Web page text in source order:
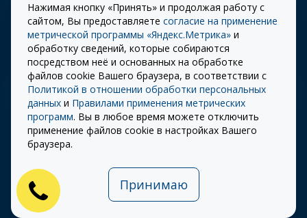
© 2026 «СТОУН-XXI»
Разработка сайта –
ITECH
Правила
использования cookie
Правила пользования
сайтом
Политика
конфиденциальности
Публичная оферта на
использование ПЭП
Нажимая кнопку «Принять» и продолжая работу с
сайтом, Вы предоставляете согласие на применение
метрической программы «Яндекс.Метрика» и
обработку сведений, которые собираются
посредством неё и основанных на обработке
файлов cookie Вашего браузера, в соответствии с
Политикой в отношении обработки персональных
данных и Правилами применения метрических
программ. Вы в любое время можете отключить
применение файлов cookie в настройках Вашего
браузера.
Принимаю